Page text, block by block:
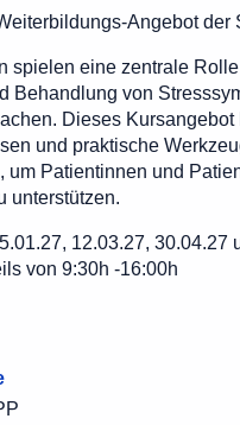
Angebot der
spielen eine zentrale
Behandlung von
Dieses Kursangebot
und praktische
um Patientinnen und
unterstützen.
12.03.27, 30.04.27
von 9:30h -16:00h